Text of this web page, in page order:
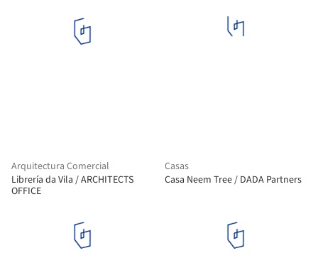
Arquitectura Comercial
Librería da Vila / ARCHITECTS
OFFICE
Casas
Casa Neem Tree / DADA Partners